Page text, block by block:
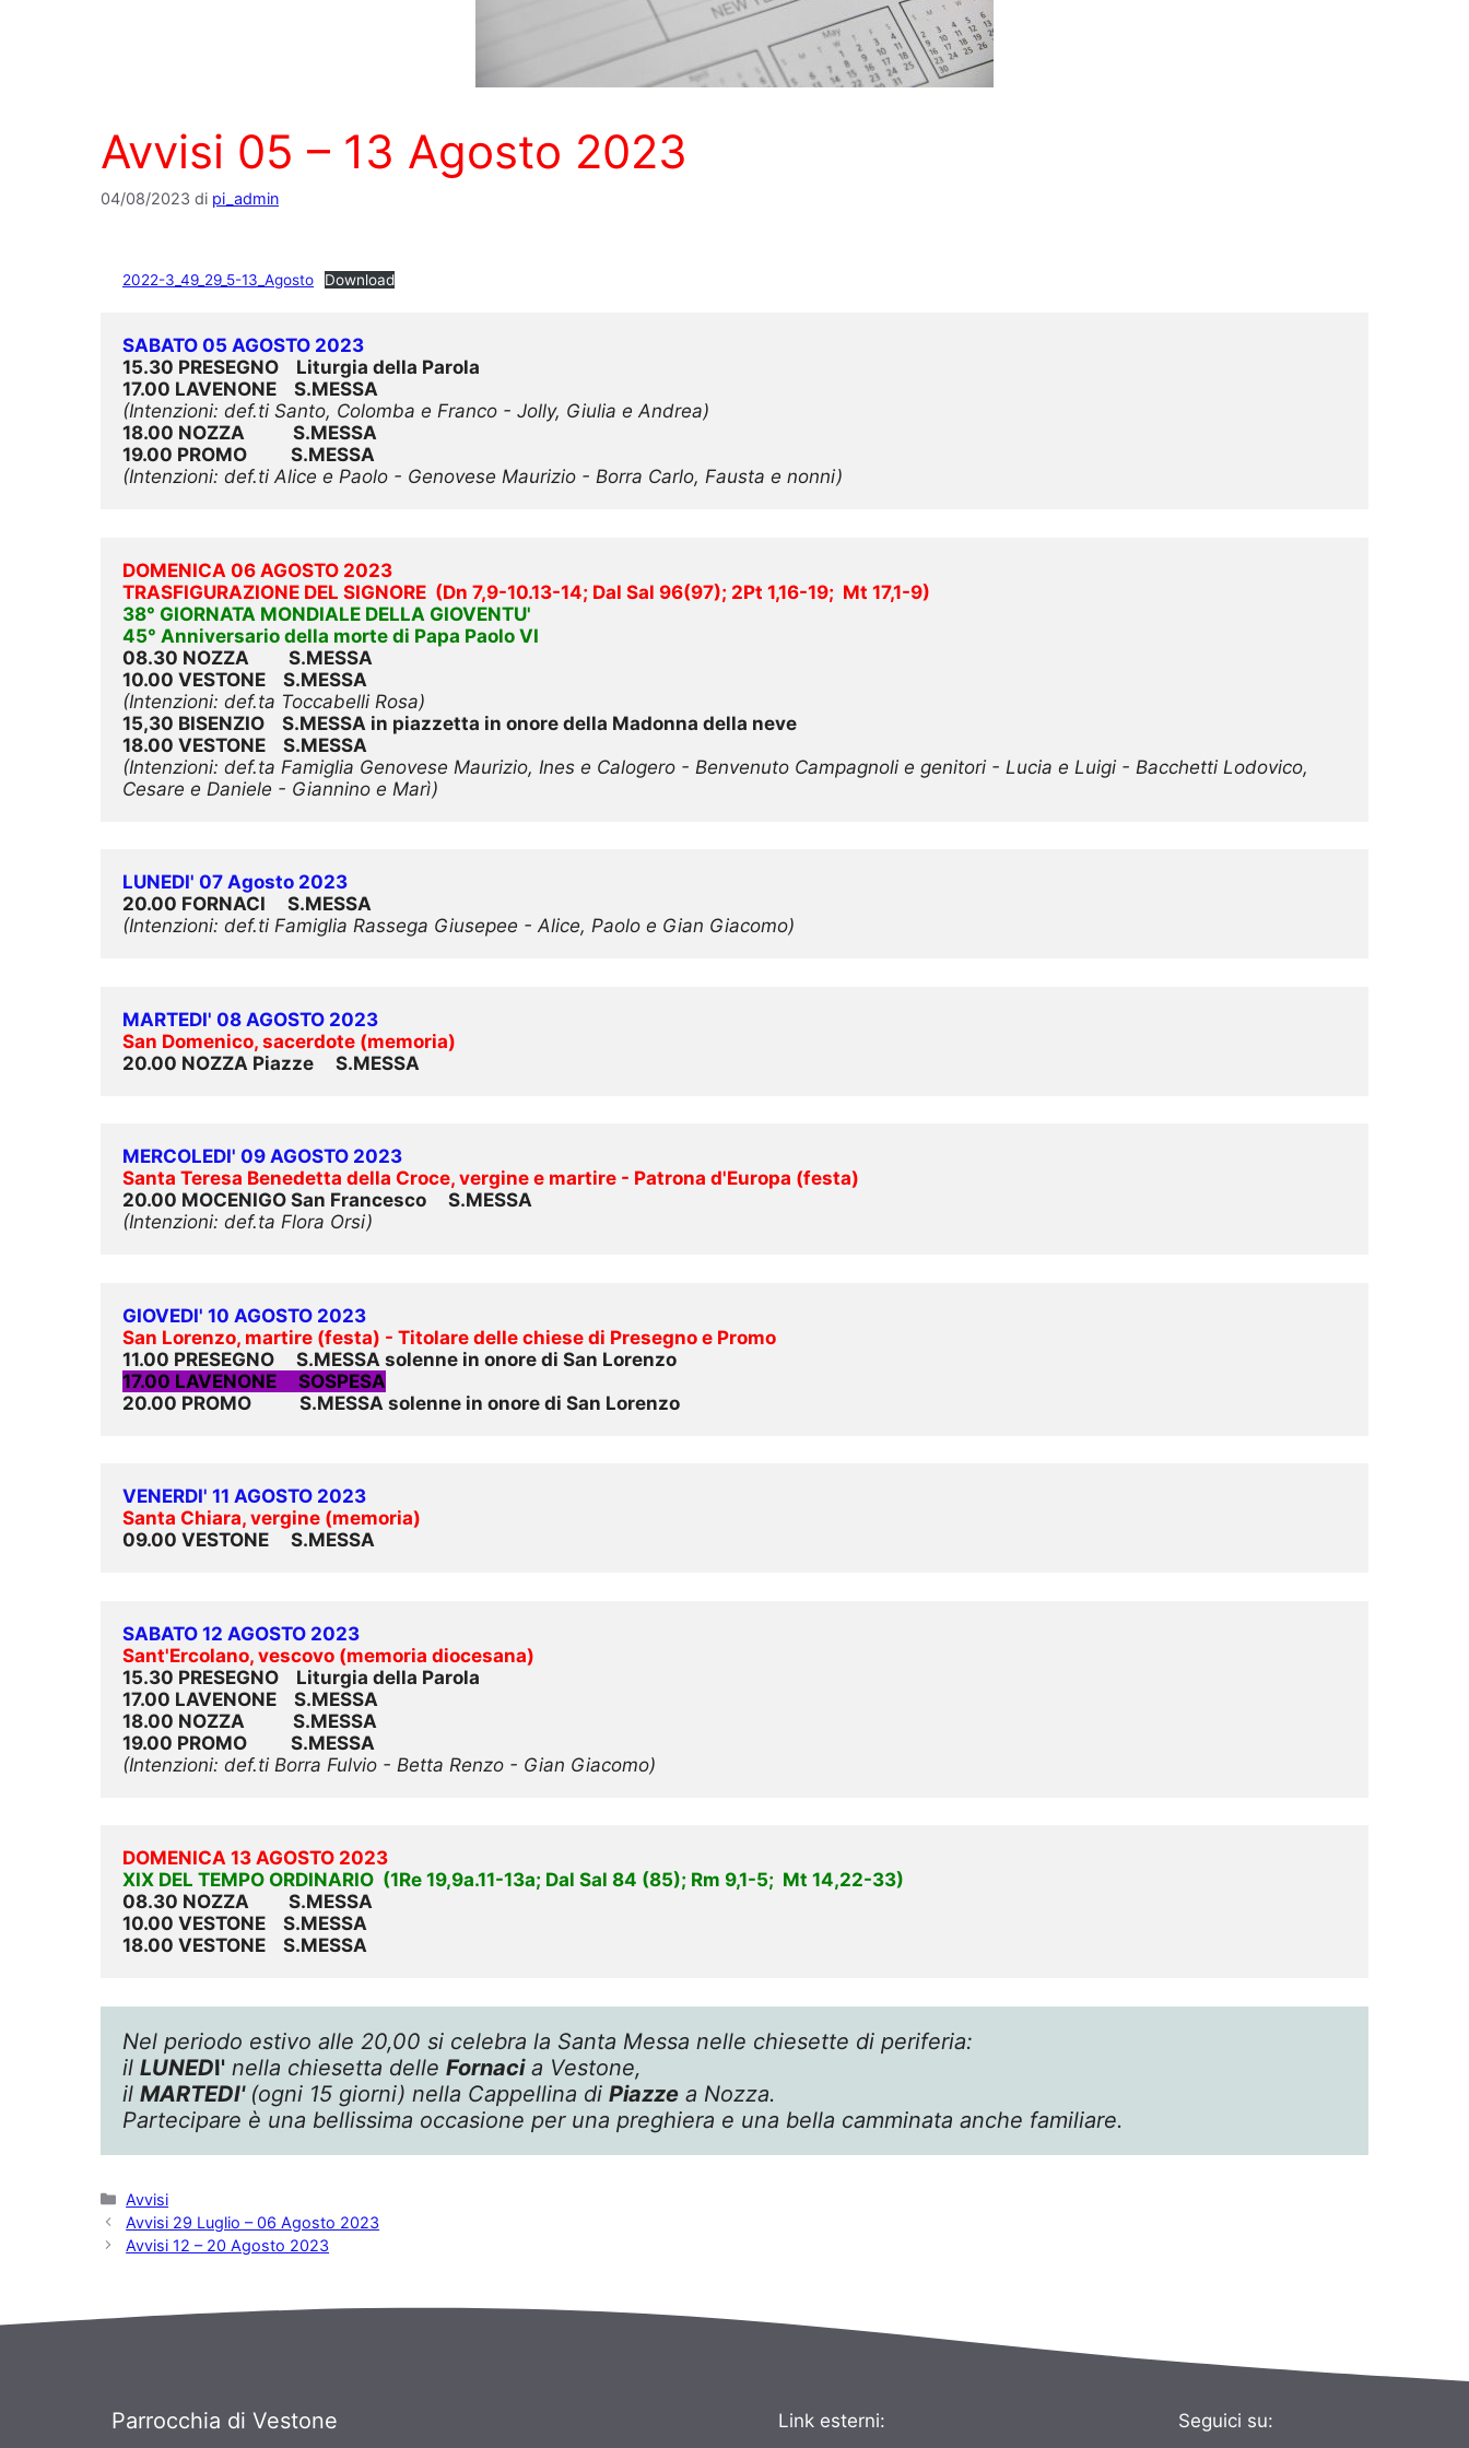
Avvisi 05 – 13 Agosto 2023
04/08/2023 di pi_admin
2022-3_49_29_5-13_Agosto Download
SABATO 05 AGOSTO 2023
15.30 PRESEGNO    Liturgia della Parola
17.00 LAVENONE    S.MESSA
(Intenzioni: def.ti Santo, Colomba e Franco - Jolly, Giulia e Andrea)
18.00 NOZZA           S.MESSA
19.00 PROMO          S.MESSA
(Intenzioni: def.ti Alice e Paolo - Genovese Maurizio - Borra Carlo, Fausta e nonni)
DOMENICA 06 AGOSTO 2023
TRASFIGURAZIONE DEL SIGNORE (Dn 7,9-10.13-14; Dal Sal 96(97); 2Pt 1,16-19;  Mt 17,1-9)
38° GIORNATA MONDIALE DELLA GIOVENTU'
45° Anniversario della morte di Papa Paolo VI
08.30 NOZZA         S.MESSA
10.00 VESTONE
  S.MESSA
(Intenzioni: def.ta Toccabelli Rosa)
15,30 BISENZIO    S.MESSA in piazzetta in onore della Madonna della neve
18.00 VESTONE    S.MESSA
(Intenzioni: def.ta Famiglia Genovese Maurizio, Ines e Calogero - Benvenuto Campagnoli e genitori - Lucia e Luigi - Bacchetti Lodovico,
Cesare e Daniele - Giannino e Marì)
LUNEDI' 07 Agosto 2023
20.00 FORNACI     S.MESSA
(Intenzioni: def.ti Famiglia Rassega Giusepee - Alice, Paolo e Gian Giacomo)
MARTEDI' 08 AGOSTO 2023
San Domenico, sacerdote (memoria)
20.00 NOZZA Piazze S.MESSA
MERCOLEDI' 09 AGOSTO 2023
Santa Teresa Benedetta della Croce, vergine e martire - Patrona d'Europa (festa)
20.00 MOCENIGO San Francesco     S.MESSA
(Intenzioni: def.ta Flora Orsi)
GIOVEDI' 10 AGOSTO 2023
San Lorenzo, martire (festa) - Titolare delle chiese di Presegno e Promo
11.00 PRESEGNO     S.MESSA solenne in onore di San Lorenzo
17.00 LAVENONE     SOSPESA
20.00 PROMO           S.MESSA solenne in onore di San Lorenzo
VENERDI' 11 AGOSTO 2023
Santa Chiara, vergine (memoria)
09.00 VESTONE     S.MESSA
SABATO 12 AGOSTO 2023
Sant'Ercolano, vescovo (memoria diocesana)
15.30 PRESEGNO    Liturgia della Parola
17.00 LAVENONE    S.MESSA
18.00 NOZZA           S.MESSA
19.00 PROMO          S.MESSA
(Intenzioni: def.ti Borra Fulvio - Betta Renzo - Gian Giacomo)
DOMENICA 13 AGOSTO 2023
XIX DEL TEMPO ORDINARIO  (1Re 19,9a.11-13a; Dal Sal 84 (85); Rm 9,1-5;  Mt 14,22-33)
08.30 NOZZA         S.MESSA
10.00 VESTONE
  S.MESSA
18.00 VESTONE    S.MESSA
Nel periodo estivo alle 20,00 si celebra la Santa Messa nelle chiesette di periferia:
il LUNEDI' nella chiesetta delle Fornaci a Vestone,
il MARTEDI' (ogni 15 giorni) nella Cappellina di Piazze a Nozza.
Partecipare è una bellissima occasione per una preghiera e una bella camminata anche familiare.
Categorie
Avvisi
Avvisi 29 Luglio – 06 Agosto 2023
Avvisi 12 – 20 Agosto 2023
Parrocchia di Vestone Link esterni: Seguici su: